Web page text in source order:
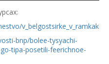
bnp/bolee-tysyachi-
tipa-posetili-feerichnoe-